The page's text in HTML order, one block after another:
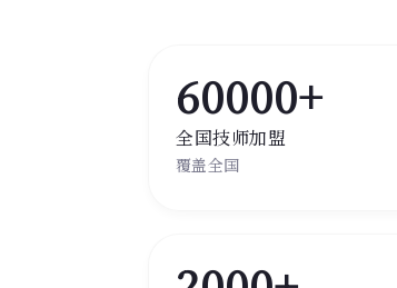
60000+
全国技师加盟
覆盖全国